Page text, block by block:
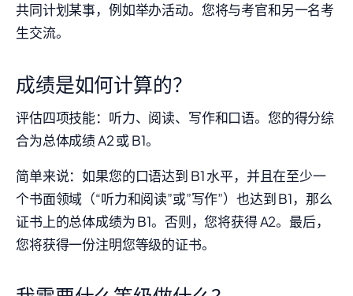
共同计划某事，例如举办活动。您将与考官和另一名考
生交流。
成绩是如何计算的？
评估四项技能：听力、阅读、写作和口语。您的得分综
合为总体成绩 A2 或 B1。
简单来说：如果您的口语达到 B1 水平，并且在至少一
个书面领域（“听力和阅读”或”写作”）也达到 B1，那么
证书上的总体成绩为 B1。否则，您将获得 A2。最后，
您将获得一份注明您等级的证书。